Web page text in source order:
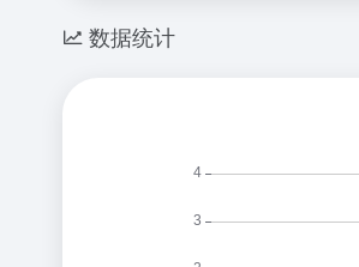
数据统计